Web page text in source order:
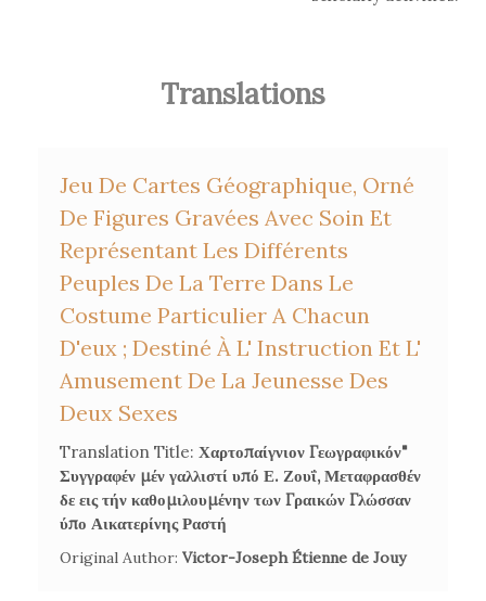
Translations
Jeu De Cartes Géographique, Orné
De Figures Gravées Avec Soin Et
Représentant Les Différents
Peuples De La Terre Dans Le
Costume Particulier A Chacun
D'eux ; Destiné À L' Instruction Et L'
Amusement De La Jeunesse Des
Deux Sexes
Translation Title: Χαρτοπαίγνιον Γεωγραφικόν"
Συγγραφέν μέν γαλλιστί υπό Ε. Ζουΐ, Μεταφρασθέν
δε εις τήν καθομιλουμένην των Γραικών Γλώσσαν
ύπο Αικατερίνης Ραστή
Original Author: Victor-Joseph Étienne de Jouy